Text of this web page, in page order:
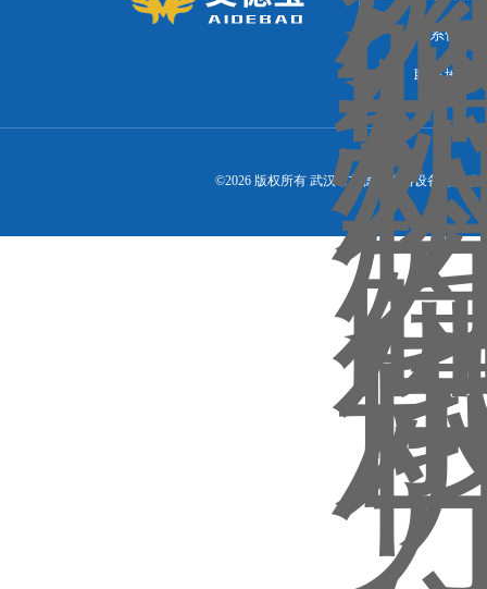
联系传真
联系地址
©2026 版权所有 武汉市艾德宝仪器设备有限公